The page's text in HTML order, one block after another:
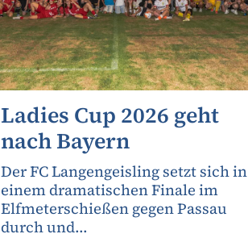
Ladies Cup 2026 geht
nach Bayern
Der FC Langengeisling setzt sich in
einem dramatischen Finale im
Elfmeterschießen gegen Passau
durch und...